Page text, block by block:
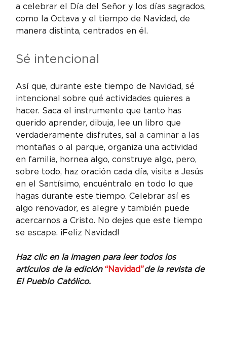
a celebrar el Día del Señor y los días sagrados,
como la Octava y el tiempo de Navidad, de
manera distinta, centrados en él.
Sé intencional
Así que, durante este tiempo de Navidad, sé
intencional sobre qué actividades quieres a
hacer. Saca el instrumento que tanto has
querido aprender, dibuja, lee un libro que
verdaderamente disfrutes, sal a caminar a las
montañas o al parque, organiza una actividad
en familia, hornea algo, construye algo, pero,
sobre todo, haz oración cada día, visita a Jesús
en el Santísimo, encuéntralo en todo lo que
hagas durante este tiempo. Celebrar así es
algo renovador, es alegre y también puede
acercarnos a Cristo. No dejes que este tiempo
se escape. ¡Feliz Navidad!
Haz clic en la imagen para leer todos los
artículos de la edición “Navidad”de la revista de
El Pueblo Católico.